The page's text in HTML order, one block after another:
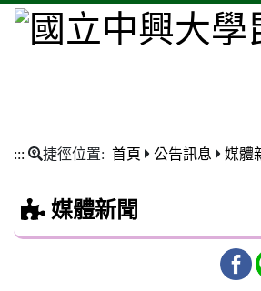
::: 捷徑位置: 首頁 公告訊息 媒體
媒體新聞